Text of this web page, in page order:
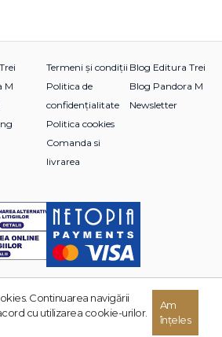
M
Termeni și condiții
Politica de
confidențialitate
Politica cookies
Comanda si
livrarea
Blog Editura Trei
Blog Pandora M
Newsletter
TREI. Toate drepturile rezervate.
Continuarea navigării
cu utilizarea cookie-urilor.
Am
înțeles